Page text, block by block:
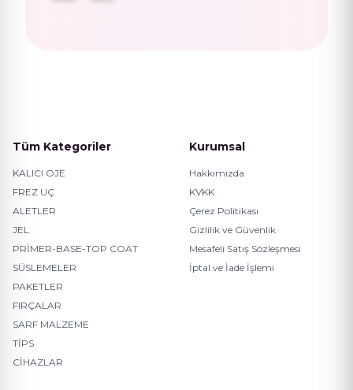
Tüm Kategoriler
KALICI OJE
FREZ UÇ
ALETLER
JEL
PRİMER-BASE-TOP COAT
SÜSLEMELER
PAKETLER
FIRÇALAR
SARF MALZEME
TİPS
CİHAZLAR
Kurumsal
Hakkımızda
KVKK
Çerez Politikası
Gizlilik ve Güvenlik
Mesafeli Satış Sözleşmesi
İptal ve İade İşlemi